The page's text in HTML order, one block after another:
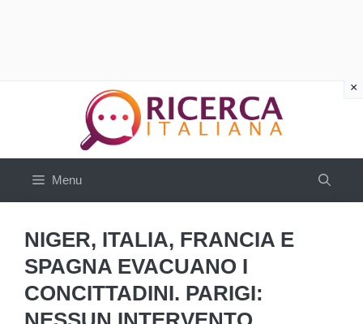
Menu
NIGER, ITALIA, FRANCIA E
SPAGNA EVACUANO I
CONCITTADINI. PARIGI: